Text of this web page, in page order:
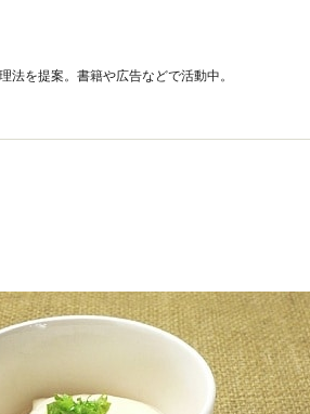
法を提案。書籍や広告などで活動中。